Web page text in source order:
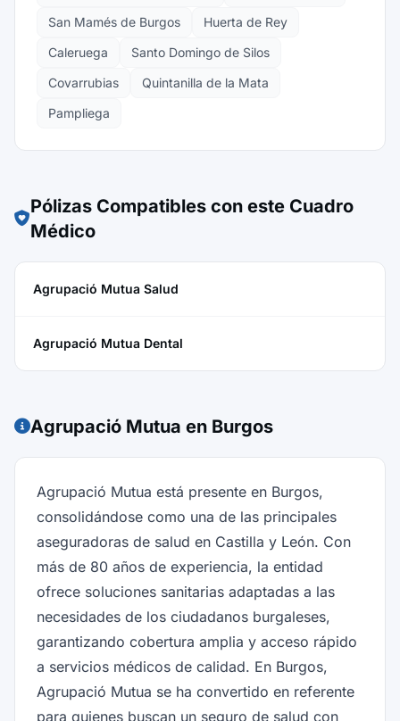
San Mamés de Burgos
Huerta de Rey
Caleruega
Santo Domingo de Silos
Covarrubias
Quintanilla de la Mata
Pampliega
Pólizas Compatibles con este Cuadro
Médico
Agrupació Mutua Salud
Agrupació Mutua Dental
Agrupació Mutua en Burgos
Agrupació Mutua está presente en Burgos,
consolidándose como una de las principales
aseguradoras de salud en Castilla y León. Con
más de 80 años de experiencia, la entidad
ofrece soluciones sanitarias adaptadas a las
necesidades de los ciudadanos burgaleses,
garantizando cobertura amplia y acceso rápido
a servicios médicos de calidad. En Burgos,
Agrupació Mutua se ha convertido en referente
para quienes buscan un seguro de salud con